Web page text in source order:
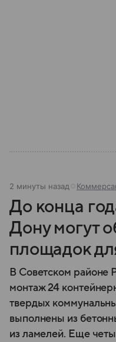
2 минуты назад
До конца
Дону могут
площадок
В Советском районе
монтаж 24
твердых
выполнены из
из ламелей. Еще